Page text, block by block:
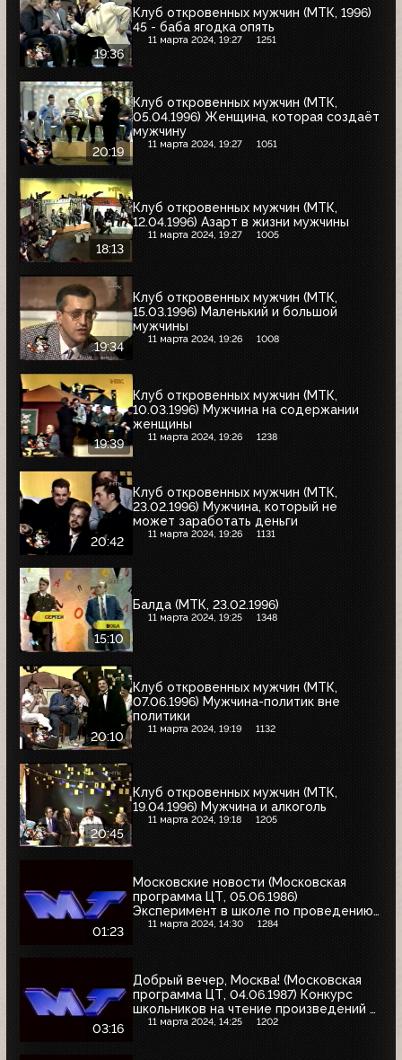
19:36
Клуб откровенных мужчин (МТК, 1996)
45 - баба ягодка опять
11 марта 2024, 19:27 1251
20:19
Клуб откровенных мужчин (МТК,
05.04.1996) Женщина, которая создаёт
мужчину
11 марта 2024, 19:27 1051
18:13
Клуб откровенных мужчин (МТК,
12.04.1996) Азарт в жизни мужчины
11 марта 2024, 19:27 1005
19:34
Клуб откровенных мужчин (МТК,
15.03.1996) Маленький и большой
мужчины
11 марта 2024, 19:26 1008
19:39
Клуб откровенных мужчин (МТК,
10.03.1996) Мужчина на содержании
женщины
11 марта 2024, 19:26 1238
20:42
Клуб откровенных мужчин (МТК,
23.02.1996) Мужчина, который не
может заработать деньги
11 марта 2024, 19:26 1131
15:10
Балда (МТК, 23.02.1996)
11 марта 2024, 19:25 1348
20:10
Клуб откровенных мужчин (МТК,
07.06.1996) Мужчина-политик вне
политики
11 марта 2024, 19:19 1132
20:45
Клуб откровенных мужчин (МТК,
19.04.1996) Мужчина и алкоголь
11 марта 2024, 19:18 1205
01:23
Московские новости (Московская
программа ЦТ, 05.06.1986)
Эксперимент в школе по проведению
экзаменов
11 марта 2024, 14:30 1284
03:16
Добрый вечер, Москва! (Московская
программа ЦТ, 04.06.1987) Конкурс
школьников на чтение произведений А.
С. Пушкина
11 марта 2024, 14:25 1202